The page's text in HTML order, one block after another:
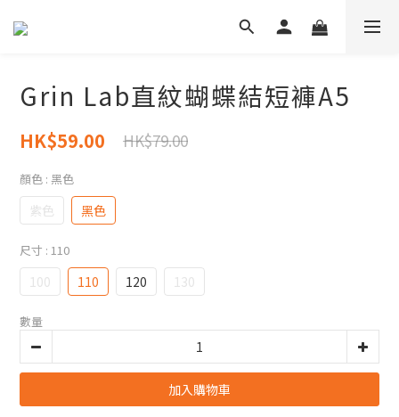
Grin Lab直紋蝴蝶結短褲A5
HK$59.00 HK$79.00
顏色 : 黑色
紫色 黑色
尺寸 : 110
100 110 120 130
數量
加入購物車